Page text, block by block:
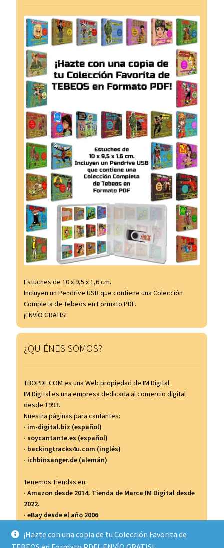
¡Hazte con una copia de tu Colección Favorita de
Estuches de 10 x 9,5 x 1,6 cm.
Incluyen un Pendrive USB que contiene una Colección
Completa de Tebeos en Formato PDF.
¡ENVÍO GRATIS!
¿QUIÉNES SOMOS?
TBOPDF.COM es una Web propiedad de IM Digital.
IM Digital es una empresa dedicada al comercio digital
desde 1993.
Nuestra páginas para cantantes:
· im-digital.biz (español)
· soycantante.es (español)
· backingtracks4u.com (inglés)
· ichbinsanger.de (alemán)
Tenemos Tiendas en:
· Amazon desde 2014. Tienda de Marca IM Digital desde
2022.
· eBay desde el año 2006